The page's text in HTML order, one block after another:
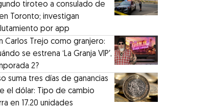
tiroteo a consulado de
en Toronto; investigan
por app
Carlos Trejo como granjero:
se estrena ‘La Granja VIP′,
2?
suma tres días de ganancias
el dólar: Tipo de cambio
en 17.20 unidades